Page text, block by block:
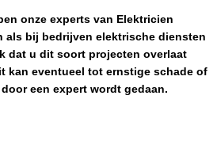
onze experts van Elektricien
als bij bedrijven elektrische diensten
dat u dit soort projecten overlaat
kan eventueel tot ernstige schade of
een expert wordt gedaan.